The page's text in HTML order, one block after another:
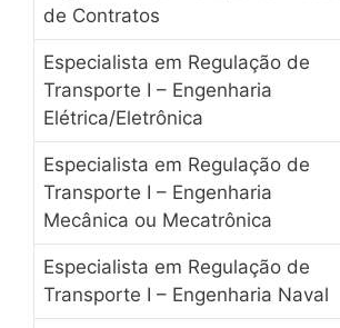
de Contratos
Especialista em Regulação de
Transporte I – Engenharia
Elétrica/Eletrônica
Especialista em Regulação de
Transporte I – Engenharia
Mecânica ou Mecatrônica
Especialista em Regulação de
Transporte I – Engenharia Naval